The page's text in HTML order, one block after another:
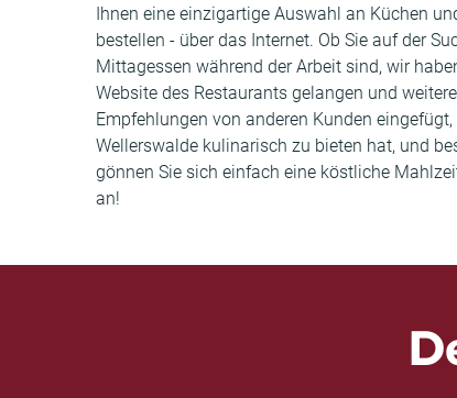
Ihnen eine einzigartige Auswahl an Küchen
bestellen - über das Internet. Ob Sie auf der
Mittagessen während der Arbeit sind, wir
Website des Restaurants gelangen und
Empfehlungen von anderen Kunden
Wellerswalde kulinarisch zu bieten hat, und
gönnen Sie sich einfach eine köstliche
an!